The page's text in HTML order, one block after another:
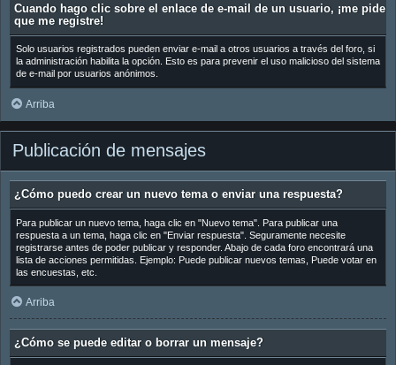
Cuando hago clic sobre el enlace de e-mail de un usuario, ¡me pide
que me registre!
Solo usuarios registrados pueden enviar e-mail a otros usuarios a través del foro, si
la administración habilita la opción. Esto es para prevenir el uso malicioso del sistema
de e-mail por usuarios anónimos.
Arriba
Publicación de mensajes
¿Cómo puedo crear un nuevo tema o enviar una respuesta?
Para publicar un nuevo tema, haga clic en "Nuevo tema". Para publicar una
respuesta a un tema, haga clic en "Enviar respuesta". Seguramente necesite
registrarse antes de poder publicar y responder. Abajo de cada foro encontrará una
lista de acciones permitidas. Ejemplo: Puede publicar nuevos temas, Puede votar en
las encuestas, etc.
Arriba
¿Cómo se puede editar o borrar un mensaje?